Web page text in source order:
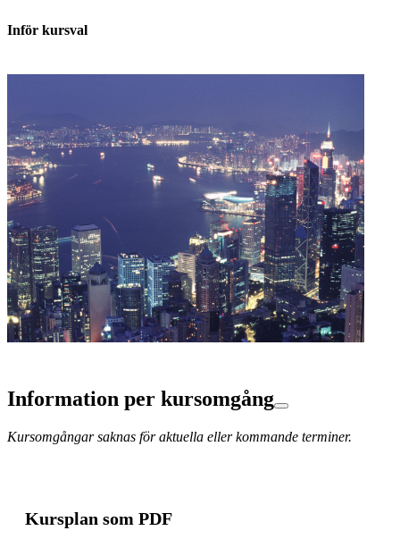
Inför kursval
Information per kursomgång
Kursomgångar saknas för aktuella eller kommande terminer.
Kursplan som PDF